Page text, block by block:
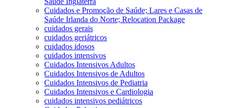
Cuidados e Promoção de Saúde; Lares e Casas de
Saúde Irlanda do Norte; Relocation Package
cuidados gerais
cuidados geriátricos
cuidados idosos
cuidados intensivos
Cuidados Intensivos Adultos
Cuidados Intensivos de Adultos
Cuidados Intensivos de Pediatria
Cuidados Intensivos e Cardiologia
cuidados intensivos pediátricos